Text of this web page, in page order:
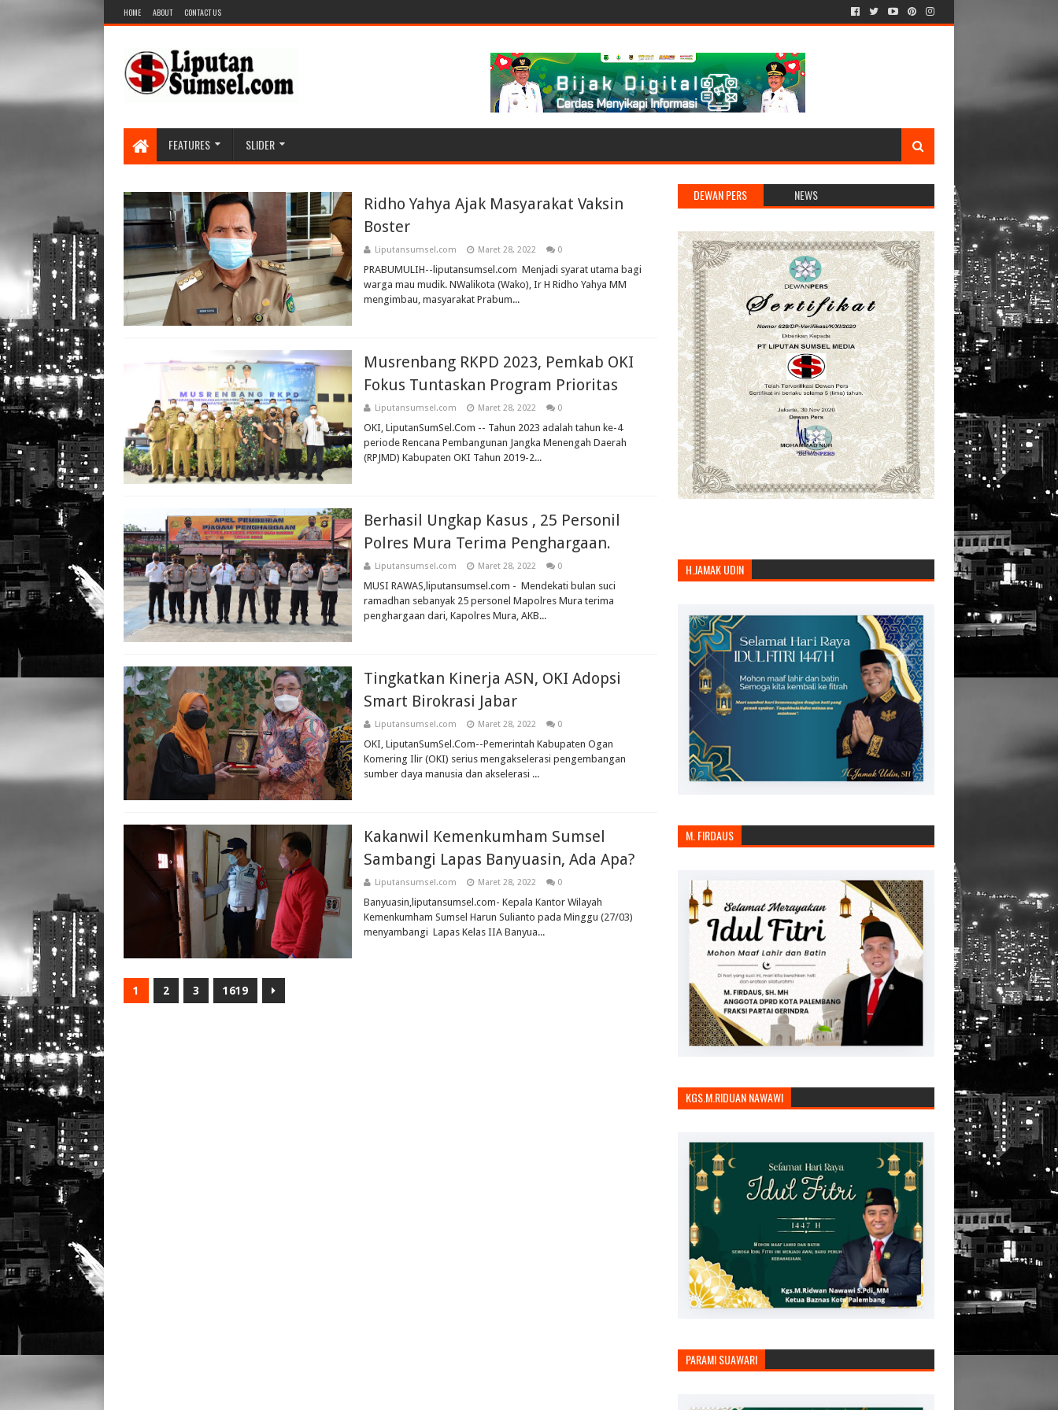
HOME ABOUT CONTACT US
FEATURES SLIDER
Ridho Yahya Ajak Masyarakat Vaksin
Boster
Liputansumsel.com Maret 28, 2022 0
PRABUMULIH--liputansumsel.com Menjadi syarat utama bagi
warga mau mudik. NWalikota (Wako), Ir H Ridho Yahya MM
mengimbau, masyarakat Prabum...
Musrenbang RKPD 2023, Pemkab OKI
Fokus Tuntaskan Program Prioritas
Liputansumsel.com Maret 28, 2022 0
OKI, LiputanSumSel.Com -- Tahun 2023 adalah tahun ke-4
periode Rencana Pembangunan Jangka Menengah Daerah
(RPJMD) Kabupaten OKI Tahun 2019-2...
Berhasil Ungkap Kasus , 25 Personil
Polres Mura Terima Penghargaan.
Liputansumsel.com Maret 28, 2022 0
MUSI RAWAS,liputansumsel.com - Mendekati bulan suci
ramadhan sebanyak 25 personel Mapolres Mura terima
penghargaan dari, Kapolres Mura, AKB...
Tingkatkan Kinerja ASN, OKI Adopsi
Smart Birokrasi Jabar
Liputansumsel.com Maret 28, 2022 0
OKI, LiputanSumSel.Com--Pemerintah Kabupaten Ogan
Komering Ilir (OKI) serius mengakselerasi pengembangan
sumber daya manusia dan akselerasi ...
Kakanwil Kemenkumham Sumsel
Sambangi Lapas Banyuasin, Ada Apa?
Liputansumsel.com Maret 28, 2022 0
Banyuasin,liputansumsel.com- Kepala Kantor Wilayah
Kemenkumham Sumsel Harun Sulianto pada Minggu (27/03)
menyambangi Lapas Kelas IIA Banyua...
1 2 3 1619
DEWAN PERS NEWS
H.JAMAK UDIN
M. FIRDAUS
KGS.M.RIDUAN NAWAWI
PARAMI SUAWARI